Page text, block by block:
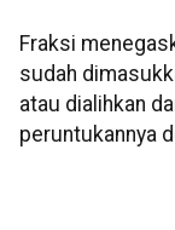
Fraksi
sudah
atau dialihkan
peruntukannya